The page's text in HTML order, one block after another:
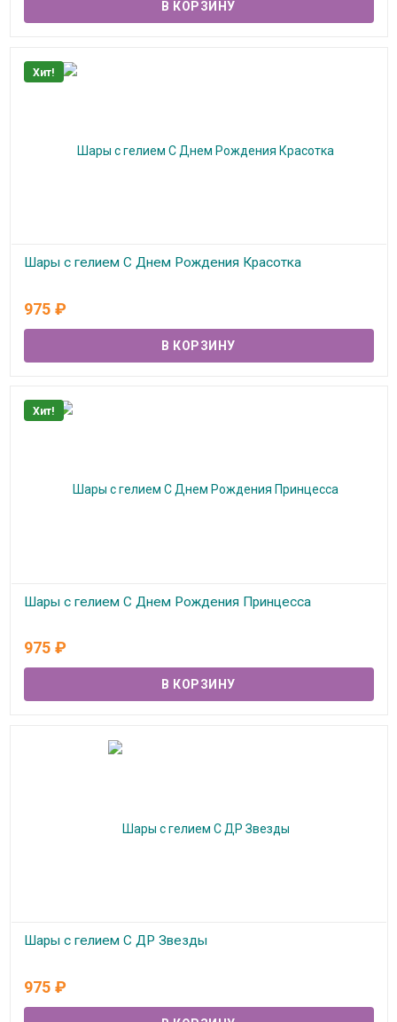
Хит!
Шары с гелием С Днем Рождения Красотка
975 ₽
Хит!
Шары с гелием С Днем Рождения Принцесса
975 ₽
Шары с гелием С ДР Звезды
975 ₽